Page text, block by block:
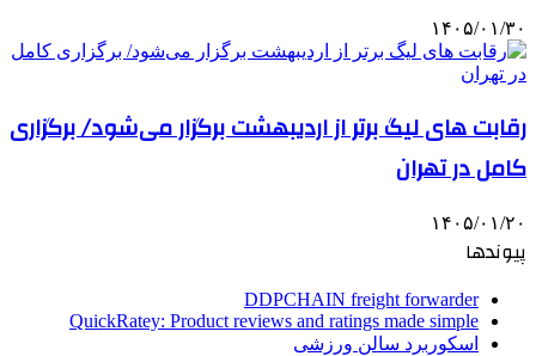
۱۴۰۵/۰۱/۳۰
رقابت های لیگ برتر از اردیبهشت برگزار می‌شود/ برگزاری
کامل در تهران
۱۴۰۵/۰۱/۲۰
پیوندها
DDPCHAIN freight forwarder
QuickRatey: Product reviews and ratings made simple
اسکوربرد سالن ورزشی